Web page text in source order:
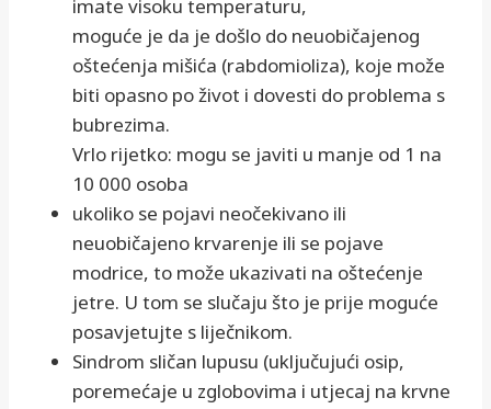
imate visoku temperaturu,
moguće je da je došlo do neuobičajenog
oštećenja mišića (rabdomioliza), koje može
biti opasno po život i dovesti do problema s
bubrezima.
Vrlo rijetko: mogu se javiti u manje od 1 na
10 000 osoba
ukoliko se pojavi neočekivano ili
neuobičajeno krvarenje ili se pojave
modrice, to može ukazivati na oštećenje
jetre. U tom se slučaju što je prije moguće
posavjetujte s liječnikom.
Sindrom sličan lupusu (uključujući osip,
poremećaje u zglobovima i utjecaj na krvne